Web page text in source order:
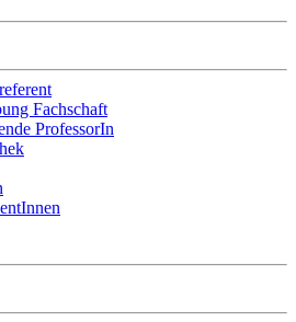
Fachschaft
ProfessorIn